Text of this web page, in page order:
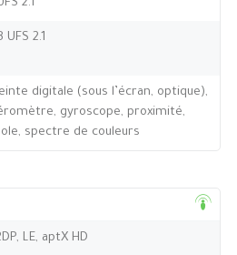
2.1
UFS 2.1
digitale (sous l’écran, optique),
gyroscope, proximité,
spectre de couleurs
LE, aptX HD